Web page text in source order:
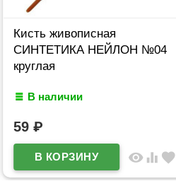
Кисть живописная
СИНТЕТИКА НЕЙЛОН №04
круглая
В наличии
59 ₽
visibility equalizer favorite